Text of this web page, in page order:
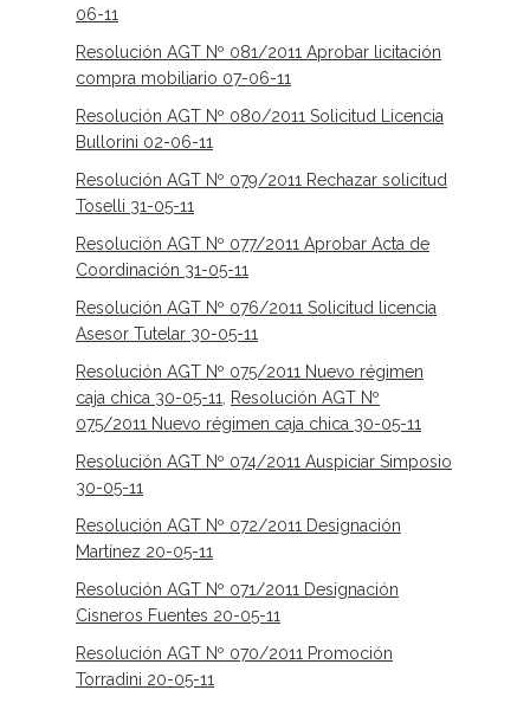
06-11
Resolución AGT Nº 081/2011 Aprobar licitación
compra mobiliario 07-06-11
Resolución AGT Nº 080/2011 Solicitud Licencia
Bullorini 02-06-11
Resolución AGT Nº 079/2011 Rechazar solicitud
Toselli 31-05-11
Resolución AGT Nº 077/2011 Aprobar Acta de
Coordinación 31-05-11
Resolución AGT Nº 076/2011 Solicitud licencia
Asesor Tutelar 30-05-11
Resolución AGT Nº 075/2011 Nuevo régimen
caja chica 30-05-11
Resolución AGT Nº
075/2011 Nuevo régimen caja chica 30-05-11
Resolución AGT Nº 074/2011 Auspiciar Simposio
30-05-11
Resolución AGT Nº 072/2011 Designación
Martínez 20-05-11
Resolución AGT Nº 071/2011 Designación
Cisneros Fuentes 20-05-11
Resolución AGT Nº 070/2011 Promoción
Torradini 20-05-11